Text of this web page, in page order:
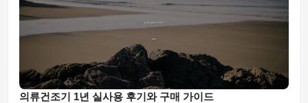
의류건조기 1년 실사용 후기와 구매 가이드